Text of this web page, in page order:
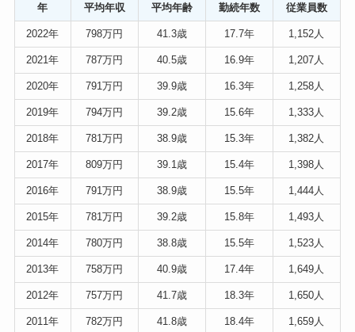
年 平均年収 平均年齢 勤続年数 従業員数
2022年 798万円 41.3歳 17.7年 1,152人
2021年 787万円 40.5歳 16.9年 1,207人
2020年 791万円 39.9歳 16.3年 1,258人
2019年 794万円 39.2歳 15.6年 1,333人
2018年 781万円 38.9歳 15.3年 1,382人
2017年 809万円 39.1歳 15.4年 1,398人
2016年 791万円 38.9歳 15.5年 1,444人
2015年 781万円 39.2歳 15.8年 1,493人
2014年 780万円 38.8歳 15.5年 1,523人
2013年 758万円 40.9歳 17.4年 1,649人
2012年 757万円 41.7歳 18.3年 1,650人
2011年 782万円 41.8歳 18.4年 1,659人